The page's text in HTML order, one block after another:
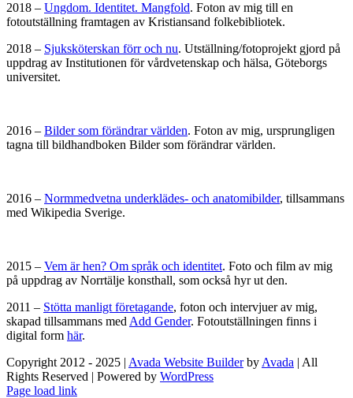
2018 – Ungdom. Identitet. Mangfold. Foton av mig till en
fotoutställning framtagen av Kristiansand folkebibliotek.
2018 – Sjuksköterskan förr och nu. Utställning/fotoprojekt gjord på
uppdrag av Institutionen för vårdvetenskap och hälsa, Göteborgs
universitet.
2016 – Bilder som förändrar världen. Foton av mig, ursprungligen
tagna till bildhandboken Bilder som förändrar världen.
2016 – Normmedvetna underklädes- och anatomibilder, tillsammans
med Wikipedia Sverige.
2015 – Vem är hen? Om språk och identitet. Foto och film av mig
på uppdrag av Norrtälje konsthall, som också hyr ut den.
2011 – Stötta manligt företagande, foton och intervjuer av mig,
skapad tillsammans med Add Gender. Fotoutställningen finns i
digital form här.
Copyright 2012 - 2025 | Avada Website Builderby Avada | All
Rights Reserved | Powered by WordPress
Facebook
X
Instagram
Pinterest
Page load link